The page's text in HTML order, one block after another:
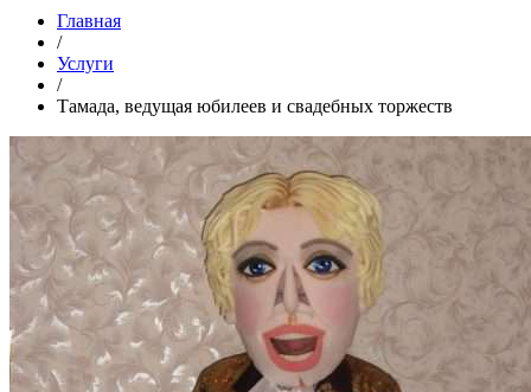
Главная
/
Услуги
/
Тамада, ведущая юбилеев и свадебных торжеств